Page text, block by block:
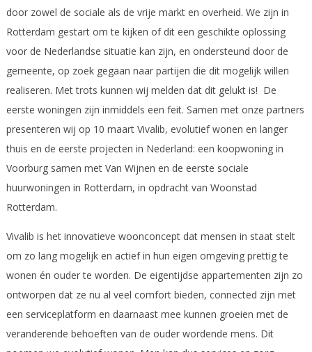
door zowel de sociale als de vrije markt en overheid. We zijn in
Rotterdam gestart om te kijken of dit een geschikte oplossing
voor de Nederlandse situatie kan zijn, en ondersteund door de
gemeente, op zoek gegaan naar partijen die dit mogelijk willen
realiseren. Met trots kunnen wij melden dat dit gelukt is! De
eerste woningen zijn inmiddels een feit. Samen met onze partners
presenteren wij op 10 maart Vivalib, evolutief wonen en langer
thuis en de eerste projecten in Nederland: een koopwoning in
Voorburg samen met Van Wijnen en de eerste sociale
huurwoningen in Rotterdam, in opdracht van Woonstad
Rotterdam.
Vivalib is het innovatieve woonconcept dat mensen in staat stelt
om zo lang mogelijk en actief in hun eigen omgeving prettig te
wonen én ouder te worden. De eigentijdse appartementen zijn zo
ontworpen dat ze nu al veel comfort bieden, connected zijn met
een serviceplatform en daarnaast mee kunnen groeien met de
veranderende behoeften van de ouder wordende mens. Dit